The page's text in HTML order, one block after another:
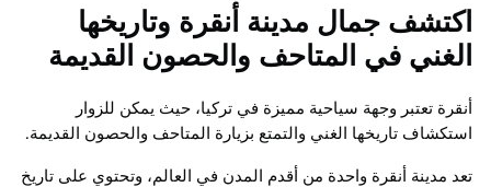
اكتشف جمال مدينة أنقرة وتاريخها
الغني في المتاحف والحصون القديمة
أنقرة تعتبر وجهة سياحية مميزة في تركيا، حيث يمكن للزوار
استكشاف تاريخها الغني والتمتع بزيارة المتاحف والحصون القديمة.
تعد مدينة أنقرة واحدة من أقدم المدن في العالم، وتحتوي على تاريخ